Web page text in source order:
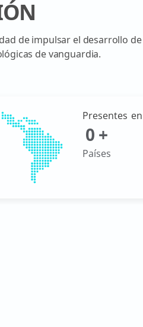
de impulsar el desarrollo de
de vanguardia.
Presentes en
0 +
Países